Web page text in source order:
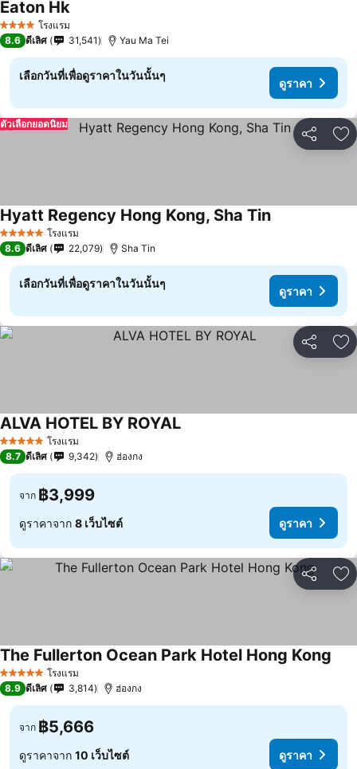
4 ดาว โรงแรม
Eaton Hk
8.6 ดีเลิศ 31,541 Yau Ma Tei
เลือกวันที่เพื่อดูราคาในวันนั้นๆ
ดูราคา
แชร์ เ
ตัวเลือกยอดนิยม
5 ดาว โรงแรม
Hyatt Regency Hong Kong, Sha Tin
8.6 ดีเลิศ 22,079 Sha Tin
เลือกวันที่เพื่อดูราคาในวันนั้นๆ
ดูราคา
แชร์ เ
5 ดาว โรงแรม
ALVA HOTEL BY ROYAL
8.7 ดีเลิศ 9,342 ฮ่องกง
จาก ฿3,999
ดูราคาจาก 8 เว็บไซต์ ดูราคา
แชร์ เ
5 ดาว โรงแรม
The Fullerton Ocean Park Hotel Hong Kong
8.9 ดีเลิศ 3,814 ฮ่องกง
จาก ฿5,666
ดูราคาจาก 10 เว็บไซต์ ดูราคา